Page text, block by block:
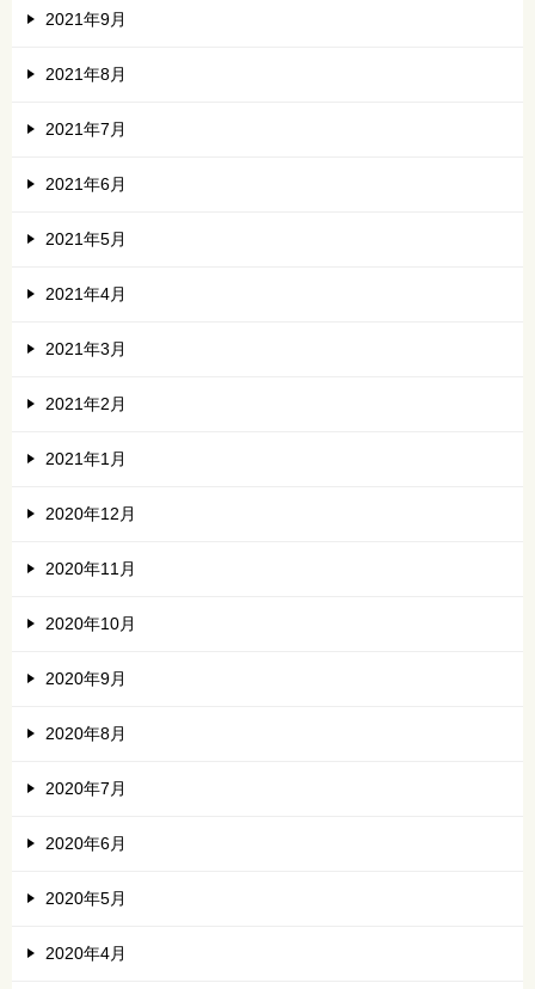
2021年9月
2021年8月
2021年7月
2021年6月
2021年5月
2021年4月
2021年3月
2021年2月
2021年1月
2020年12月
2020年11月
2020年10月
2020年9月
2020年8月
2020年7月
2020年6月
2020年5月
2020年4月